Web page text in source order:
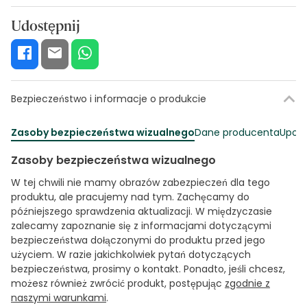
Udostępnij
Bezpieczeństwo i informacje o produkcie
Zasoby bezpieczeństwa wizualnegoDane producenta
Zasoby bezpieczeństwa wizualnego
W tej chwili nie mamy obrazów zabezpieczeń dla tego
produktu, ale pracujemy nad tym. Zachęcamy do
późniejszego sprawdzenia aktualizacji. W międzyczasie
zalecamy zapoznanie się z informacjami dotyczącymi
bezpieczeństwa dołączonymi do produktu przed jego
użyciem. W razie jakichkolwiek pytań dotyczących
bezpieczeństwa, prosimy o kontakt. Ponadto, jeśli chcesz,
możesz również zwrócić produkt, postępując zgodnie z
naszymi warunkami.